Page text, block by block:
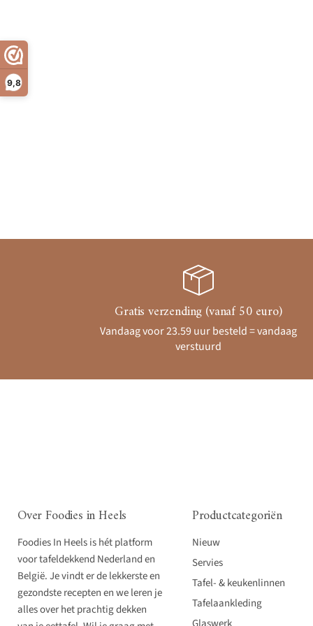
9,8
Gratis verzending (vanaf 50 euro)
Vandaag voor 23.59 uur besteld = vandaag
verstuurd
Over Foodies in Heels
Foodies In Heels is hét platform
voor tafeldekkend Nederland en
België. Je vindt er de lekkerste en
gezondste recepten en we leren je
alles over het prachtig dekken
Productcategoriën
Nieuw
Servies
Tafel- & keukenlinnen
Tafelaankleding